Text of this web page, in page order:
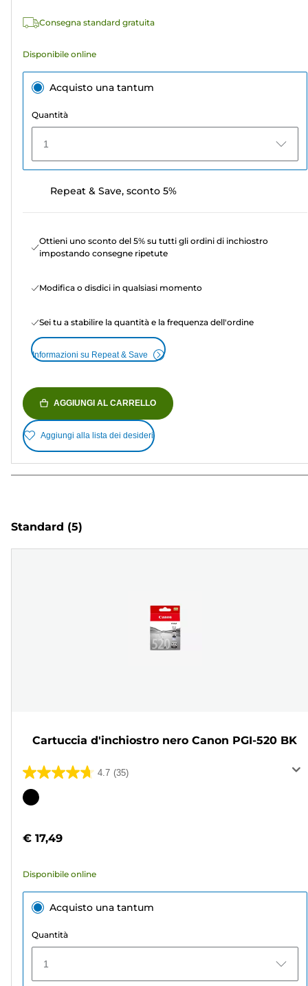
Consegna standard gratuita
Disponibile online
Acquisto una tantum
Quantità
1
Repeat & Save, sconto 5%
Ottieni uno sconto del 5% su tutti gli ordini di inchiostro
impostando consegne ripetute
Modifica o disdici in qualsiasi momento
Sei tu a stabilire la quantità e la frequenza dell'ordine
Informazioni su Repeat & Save
AGGIUNGI AL CARRELLO
Aggiungi alla lista dei desideri
Standard (5)
Cartuccia d'inchiostro nero Canon PGI-520 BK
4.7 (35)
4.7
su
35
Cartuccia
€ 17,49
Disponibile online
Acquisto una tantum
Quantità
1